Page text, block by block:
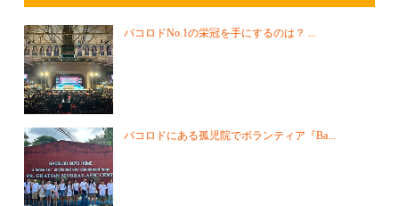
バコロドNo.1の栄冠を手にするのは？ ...
バコロドにある孤児院でボランティア『Ba...